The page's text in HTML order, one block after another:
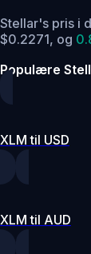
Stellar's pris i
$0.2271, og
Populære
XLM til USD
XLM til AUD